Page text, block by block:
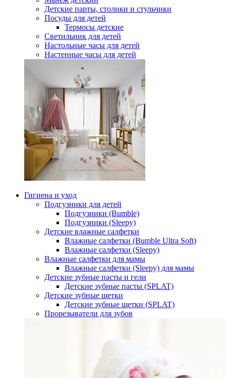
Детские парты, столики и стульчики
Посуды для детей
Термосы детские
Светильник для детей
Настольные часы для детей
Настенные часы для детей
Гигиена и уход
Подгузники для детей
Подгузники (Bumble)
Подгузники (Sleepy)
Детские влажные салфетки
Влажные салфетки (Bumble Ultra Soft)
Влажные салфетки (Sleepy)
Влажные салфетки для мамы
Влажные салфетки (Sleepy) для мамы
Детские зубные пасты и гели
Детские зубные пасты (SPLAT)
Детские зубные щетки
Детские зубные щетки (SPLAT)
Прорезыватели для зубов